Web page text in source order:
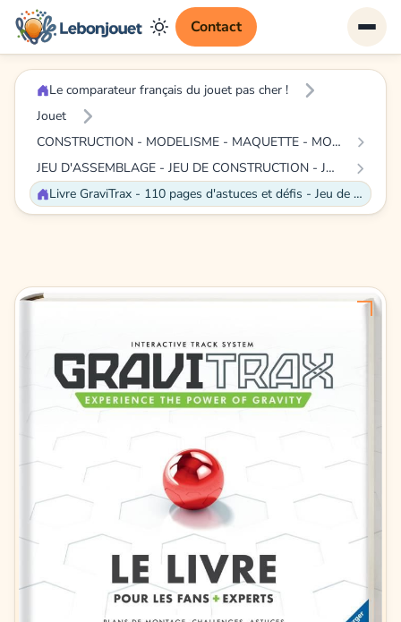
Contact
Le comparateur français du jouet pas cher !
Jouet
CONSTRUCTION - MODELISME - MAQUETTE - MODELE REDUIT A CONSTRUIRE
JEU D'ASSEMBLAGE - JEU DE CONSTRUCTION - JEU DE MANIPULATION
Livre GraviTrax - 110 pages d'astuces et défis - Jeu de construction STEM - Circuit de billes créatif - Ravensburger - dès 8 ans